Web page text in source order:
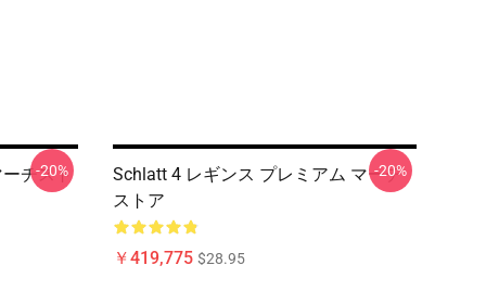
チスト
-20%
Schlatt 4 レギンス プレミアム マーチ
ストア
￥419,775 $28.95
-20%